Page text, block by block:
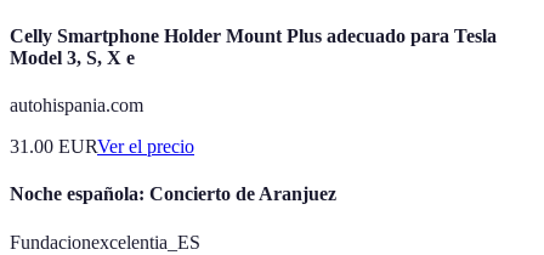
Celly Smartphone Holder Mount Plus adecuado para Tesla
Model 3, S, X e
autohispania.com
31.00 EURVer el precio
Noche española: Concierto de Aranjuez
Fundacionexcelentia_ES